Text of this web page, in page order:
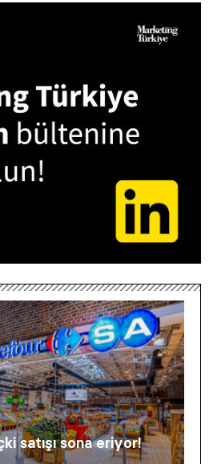
satışı sona eriyor!